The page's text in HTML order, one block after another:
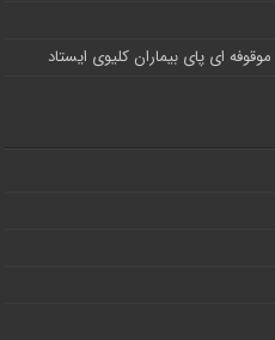
ای پای بیماران کلیوی ایستاد